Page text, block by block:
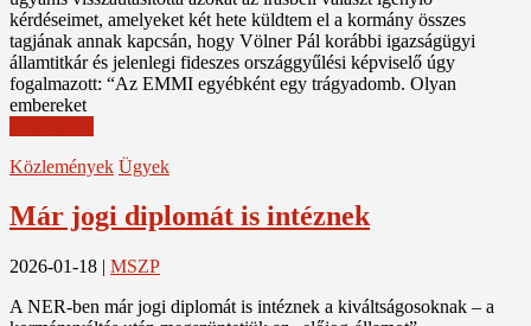
kérdéseimet, amelyeket két hete küldtem el a kormány összes
tagjának annak kapcsán, hogy Völner Pál korábbi igazságügyi
államtitkár és jelenlegi fideszes országgyűlési képviselő úgy
fogalmazott: “Az EMMI egyébként egy trágyadomb. Olyan
embereket
Közlemények Ügyek
Már jogi diplomát is intéznek
2026-01-18 | MSZP
A NER-ben már jogi diplomát is intéznek a kiváltságosoknak – a